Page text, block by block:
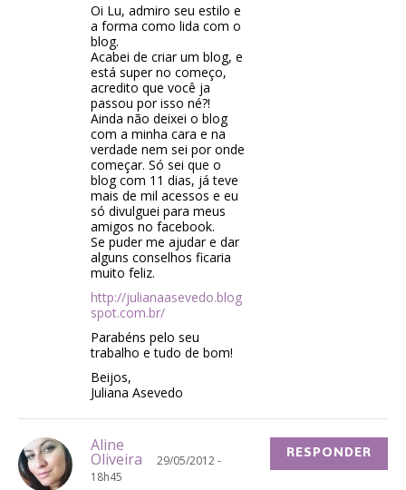
Oi Lu, admiro seu estilo e
a forma como lida com o
blog.
Acabei de criar um blog, e
está super no começo,
acredito que você ja
passou por isso né?!
Ainda não deixei o blog
com a minha cara e na
verdade nem sei por onde
começar. Só sei que o
blog com 11 dias, já teve
mais de mil acessos e eu
só divulguei para meus
amigos no facebook.
Se puder me ajudar e dar
alguns conselhos ficaria
muito feliz.
http://julianaasevedo.blog
spot.com.br/
Parabéns pelo seu
trabalho e tudo de bom!
Beijos,
Juliana Asevedo
Aline
Oliveira
29/05/2012 -
18h45
RESPONDER